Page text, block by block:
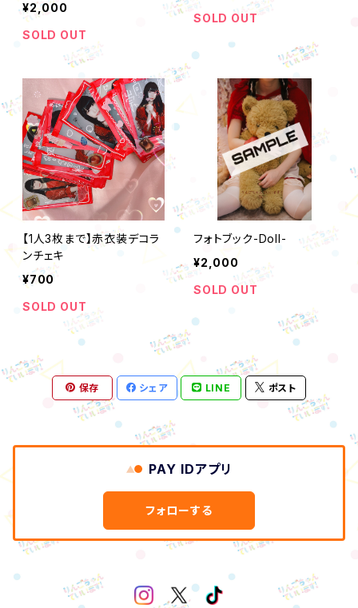
¥2,000
SOLD OUT
SOLD OUT
【1人3枚まで】赤衣装デコラ
ンチェキ
¥700
SOLD OUT
フォトブック-Doll-
¥2,000
SOLD OUT
保存 シェア LINE ポスト
PAY IDアプリ
フォローする